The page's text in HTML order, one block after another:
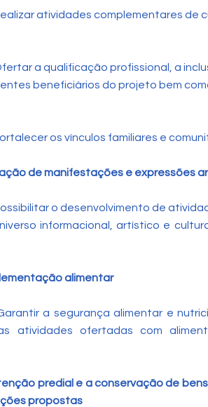
atividades complementares de
a qualificação profissional, a
beneficiários do projeto bem
os vínculos familiares e
de manifestações e expressões
o desenvolvimento de
informacional, artístico e
alimentar
a segurança alimentar e
atividades ofertadas com
predial e a conservação de
propostas